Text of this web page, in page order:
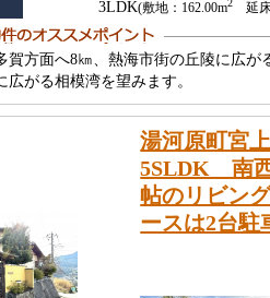
3LDK(敷地：162.00m2 延床
賀方面へ8㎞、熱海市街の丘陵に広
広がる相模湾を望みます。
湯河原町宮
5SLDK 南
帖のリビン
ースは2台駐